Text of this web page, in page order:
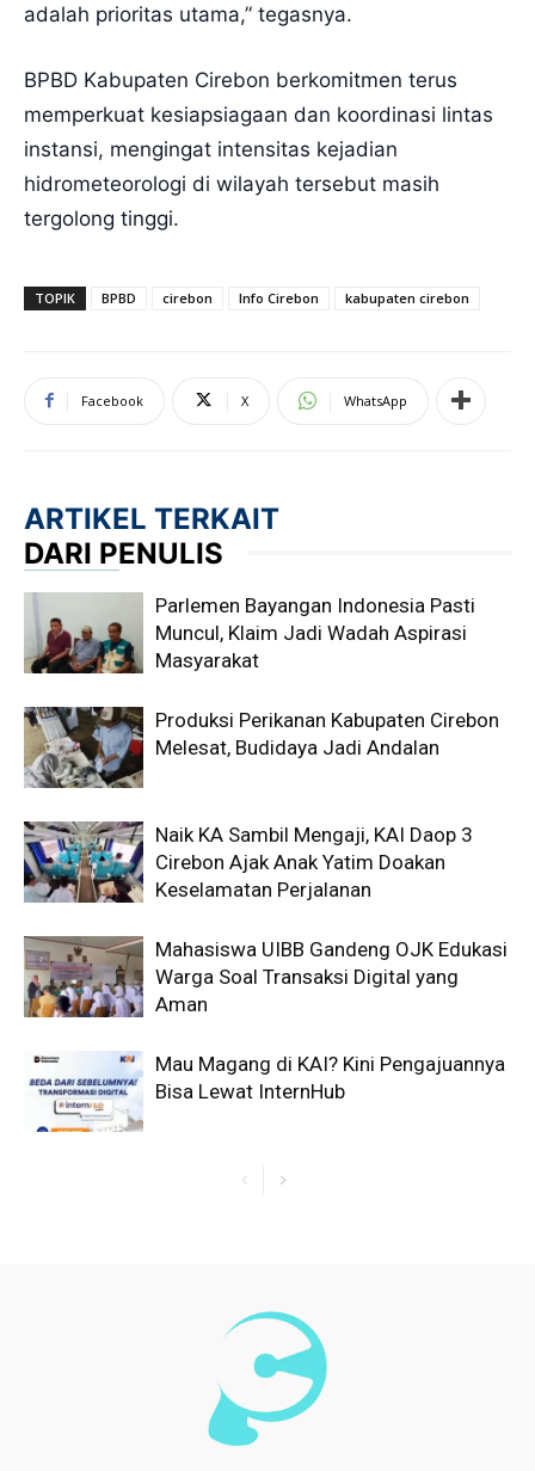
adalah prioritas utama,” tegasnya.
BPBD Kabupaten Cirebon berkomitmen terus
memperkuat kesiapsiagaan dan koordinasi lintas
instansi, mengingat intensitas kejadian
hidrometeorologi di wilayah tersebut masih
tergolong tinggi.
TOPIK BPBD cirebon Info Cirebon kabupaten cirebon
Facebook X WhatsApp
ARTIKEL TERKAIT
DARI PENULIS
Parlemen Bayangan Indonesia Pasti
Muncul, Klaim Jadi Wadah Aspirasi
Masyarakat
Produksi Perikanan Kabupaten Cirebon
Melesat, Budidaya Jadi Andalan
Naik KA Sambil Mengaji, KAI Daop 3
Cirebon Ajak Anak Yatim Doakan
Keselamatan Perjalanan
Mahasiswa UIBB Gandeng OJK Edukasi
Warga Soal Transaksi Digital yang
Aman
Mau Magang di KAI? Kini Pengajuannya
Bisa Lewat InternHub